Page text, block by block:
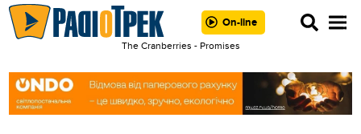
On-line
The Cranberries - Promises